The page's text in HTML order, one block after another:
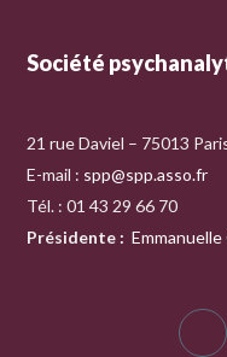
Société
21 rue Daviel – 75013
E-mail : spp@spp.asso.fr
Tél. : 01 43 29 66 70
Présidente :